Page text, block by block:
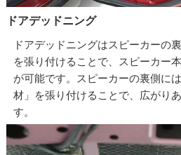
ドアデッドニング
ドアデッドニングはスピーカーの
を張り付けることで、スピーカー
が可能です。スピーカーの裏側に
材」を張り付けることで、広がり
す。